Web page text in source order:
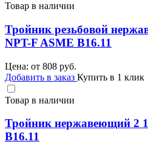
Товар в наличии
Тройник резьбовой
NPT-F ASME B16.11
Цена: от 808 руб.
Добавить в заказ Купить в 1 клик
Товар в наличии
Тройник нержавеющий 2
B16.11